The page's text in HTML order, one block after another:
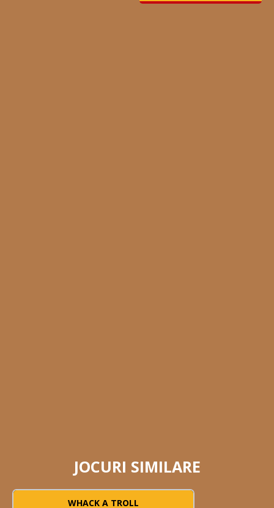
JOCURI SIMILARE
WHACK A TROLL